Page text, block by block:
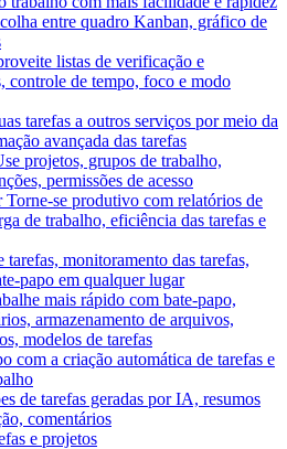
entre quadro Kanban, gráfico de
listas de verificação e
controle de tempo, foco e modo
tarefas a outros serviços por meio da
avançada das tarefas
projetos, grupos de trabalho,
permissões de acesso
Torne-se produtivo com relatórios de
de trabalho, eficiência das tarefas e
tarefas, monitoramento das tarefas,
papo em qualquer lugar
mais rápido com bate-papo,
armazenamento de arquivos,
modelos de tarefas
com a criação automática de tarefas e
de tarefas geradas por IA, resumos
comentários
e projetos